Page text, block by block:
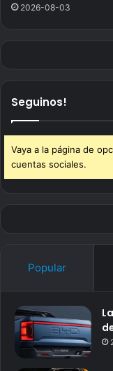
2026-08-03
Seguinos!
Vaya a la página de
cuentas sociales.
Popular